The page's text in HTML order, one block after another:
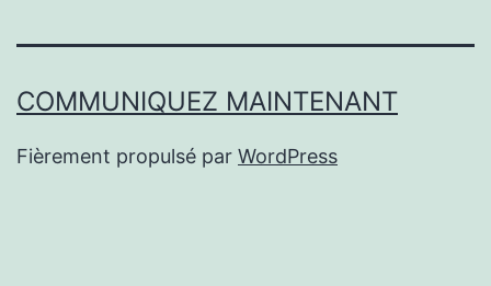
COMMUNIQUEZ MAINTENANT
Fièrement propulsé par WordPress